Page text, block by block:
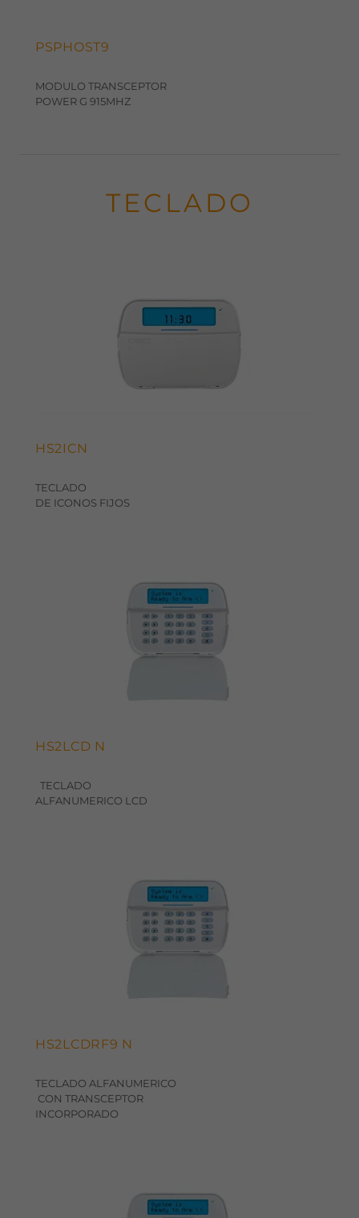
PSPHOST9
MODULO TRANSCEPTOR
POWER G 915MHZ
TECLADO
HS2ICN
TECLADO
DE ICONOS FIJOS
HS2LCD N
TECLADO
ALFANUMERICO LCD
HS2LCDRF9 N
TECLADO ALFANUMERICO
CON TRANSCEPTOR
INCORPORADO